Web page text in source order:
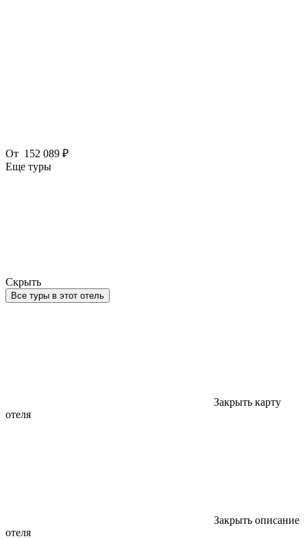
От 152 089 ₽
Еще туры
Скрыть
Все туры в этот отель
Закрыть карту
отеля
Закрыть описание
отеля